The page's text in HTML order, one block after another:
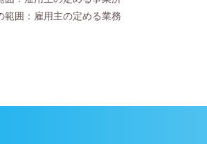
範囲：雇用主の定める業務